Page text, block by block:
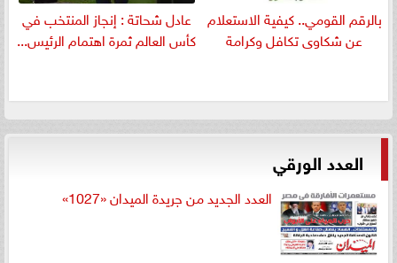
بالرقم القومي.. كيفية الاستعلام
عن شكاوى تكافل وكرامة
عادل شحاتة : إنجاز المنتخب في
كأس العالم ثمرة اهتمام الرئيس...
العدد الورقي
العدد الجديد من جريدة الميدان «1027»